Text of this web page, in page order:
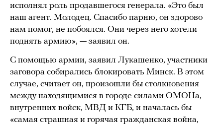
исполнял роль продавшегося генерала. «Это был
наш агент. Молодец. Спасибо парню, он здорово
нам помог, не побоялся. Они через него хотели
поднять армию», — заявил он.
С помощью армии, заявил Лукашенко, участники
заговора собирались блокировать Минск. В этом
случае, считает он, произошли бы столкновения
между находящимися в городе силами ОМОНа,
внутренних войск, МВД и КГБ, и началась бы
«самая страшная и горячая гражданская война,